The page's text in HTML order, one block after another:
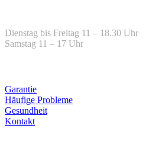
Dienstag bis Freitag 11 – 18.30 Uhr
Samstag 11 – 17 Uhr
Garantie
Häufige Probleme
Gesundheit
Kontakt